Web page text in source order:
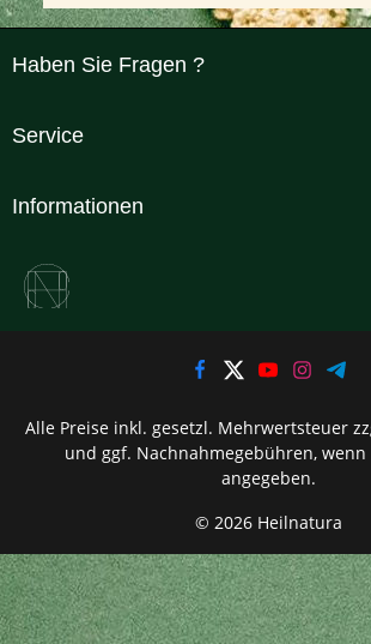
Haben Sie Fragen ?
Service
Informationen
© 2026 Heilnatura
Alle Preise inkl. gesetzl. Mehrwertsteuer
und ggf. Nachnahmegebühren,
angegeben.